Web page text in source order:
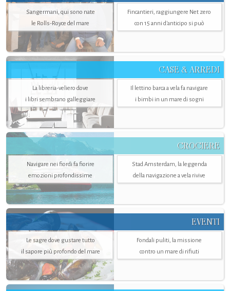
Sangermani, qui sono nate
le Rolls-Royce del mare
Fincantieri, raggiungere Net zero
con 15 anni d'anticipo si può
CASE & ARREDI
La libreria-veliero dove
i libri sembrano galleggiare
Il lettino barca a vela fa navigare
i bimbi in un mare di sogni
CROCIERE
Navigare nei fiordi fa fiorire
emozioni profondissime
Stad Amsterdam, la leggenda
della navigazione a vela rivive
EVENTI
Le sagre dove gustare tutto
il sapore più profondo del mare
Fondali puliti, la missione
contro un mare di rifiuti